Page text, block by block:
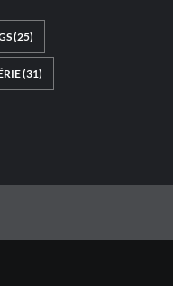
(25)
(31)